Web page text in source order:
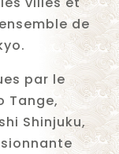
de
par le
Tange,
Shinjuku,